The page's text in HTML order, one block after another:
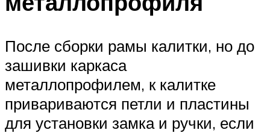
После сборки рамы калитки, но до
зашивки каркаса
металлопрофилем, к калитке
привариваются петли и пластины
для установки замка и ручки, если